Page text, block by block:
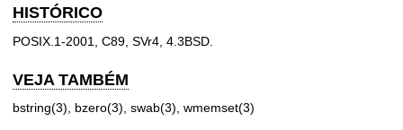
HISTÓRICO
POSIX.1-2001, C89, SVr4, 4.3BSD.
VEJA TAMBÉM
bstring(3), bzero(3), swab(3), wmemset(3)